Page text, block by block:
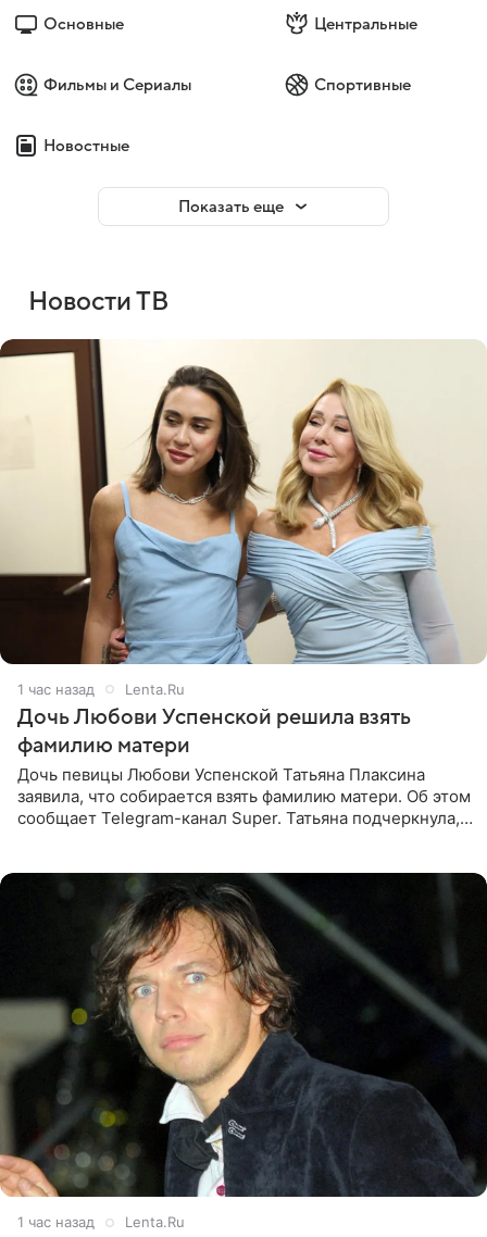
Основные Центральные
Фильмы и Сериалы Спортивные
Новостные
Показать еще
Новости ТВ
1 час назад Lenta.Ru
Дочь Любови Успенской решила взять
фамилию матери
Дочь певицы Любови Успенской Татьяна Плаксина
заявила, что собирается взять фамилию матери. Об этом
сообщает Telegram-канал Super. Татьяна подчеркнула,
1 час назад Lenta.Ru